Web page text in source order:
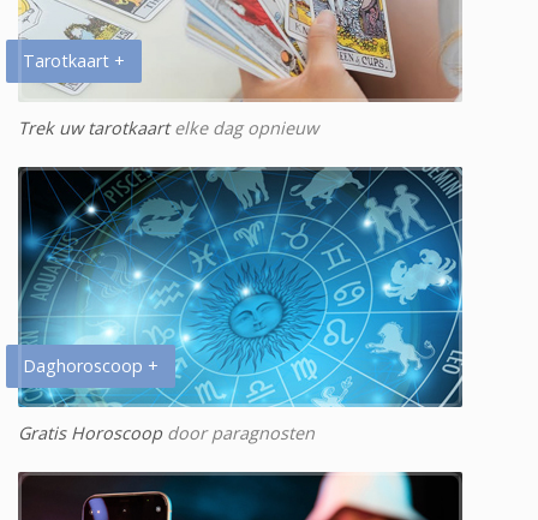
Tarotkaart +
Trek uw tarotkaartelke dag opnieuw
Daghoroscoop +
Gratis Horoscoopdoor paragnosten